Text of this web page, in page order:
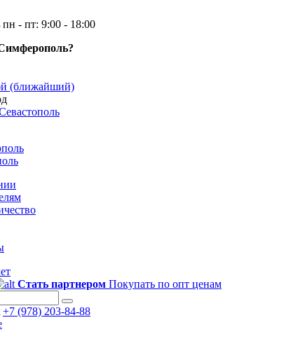
пн - пт: 9:00 - 18:00
(ближайший)
Стать партнером Покупать по опт ценам
+7 (978) 203-84-88